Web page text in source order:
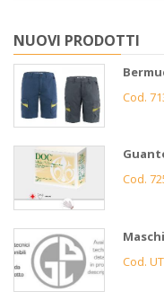
NUOVI PRODOTTI
Cod.
Cod.
Cod.